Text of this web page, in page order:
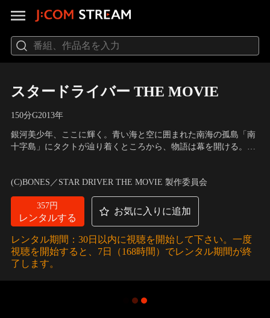
スタードライバー THE MOVIE
150分G2013年
銀河美少年、ここに輝く。青い海と空に囲まれた南海の孤島「南
十字島」にタクトが辿り着くところから、物語は幕を開ける。島
(C)BONES／STAR DRIVER THE MOVIE 製作委員会
357円
レンタルする
お気に入りに追加
レンタル期間：30日以内に視聴を開始して下さい。一度
視聴を開始すると、7日（168時間）でレンタル期間が終
了します。